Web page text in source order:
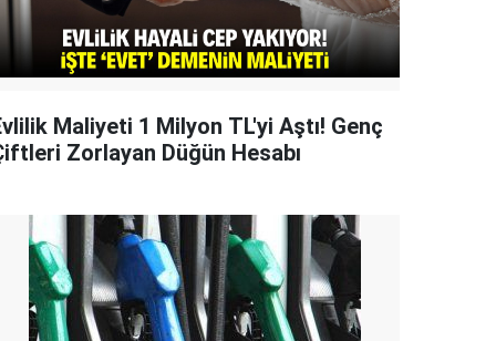
Maliyeti 1 Milyon TL'yi Aştı! Genç
Zorlayan Düğün Hesabı